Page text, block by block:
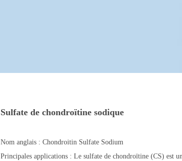
Sulfate de chondroïtine sodique
Nom anglais : Chondroitin Sulfate Sodium
Principales applications : Le sulfate de chondroïtine (CS) est